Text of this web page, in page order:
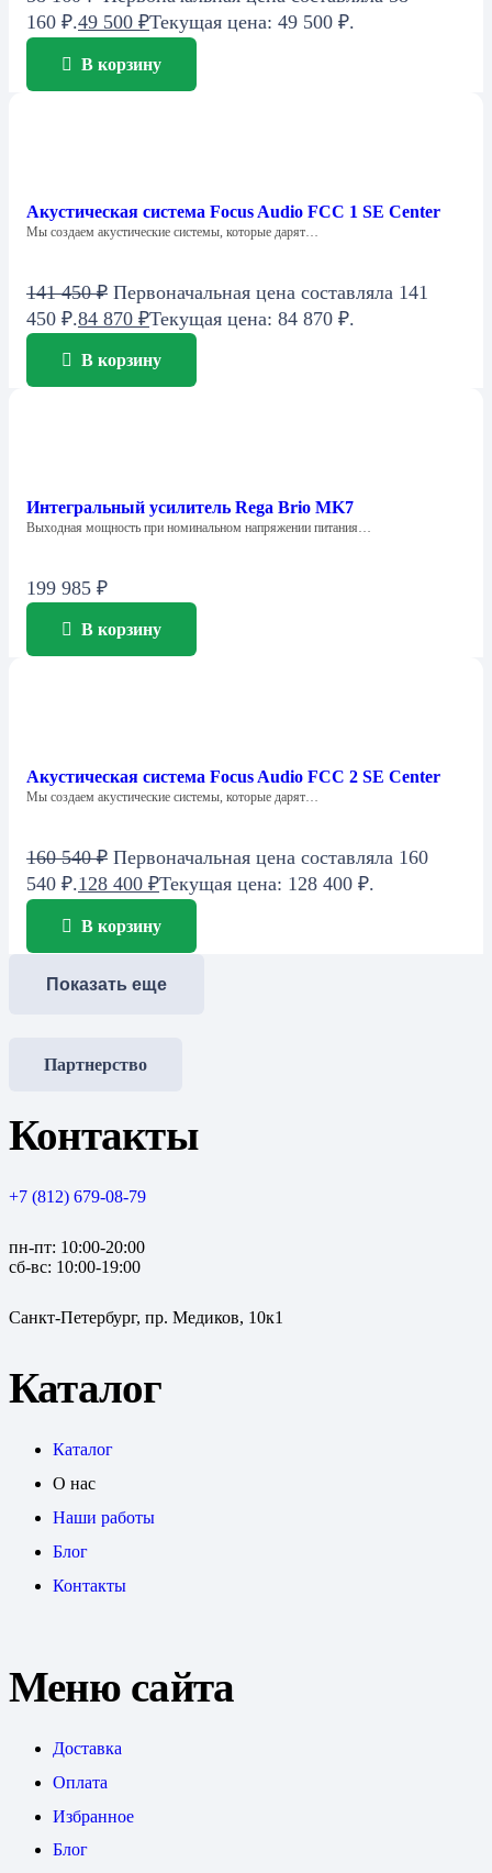
160 ₽.49 500 ₽Текущая цена: 49 500 ₽.
В корзину
Акустическая система Focus Audio FCC 1 SE Center
Мы создаем акустические системы, которые дарят…
141 450₽ Первоначальная цена составляла 141
450 ₽.84 870 ₽Текущая цена: 84 870 ₽.
В корзину
Интегральный усилитель Rega Brio MK7
Выходная мощность при номинальном напряжении питания…
199 985 ₽
В корзину
Акустическая система Focus Audio FCC 2 SE Center
Мы создаем акустические системы, которые дарят…
160 540₽ Первоначальная цена составляла 160
540 ₽.128 400 ₽Текущая цена: 128 400 ₽.
В корзину
Показать еще
Партнерство
Контакты
+7 (812) 679-08-79
пн-пт: 10:00-20:00
сб-вс: 10:00-19:00
Санкт-Петербург, пр. Медиков, 10к1
Каталог
Каталог
О нас
Наши работы
Блог
Контакты
Меню сайта
Доставка
Оплата
Избранное
Блог